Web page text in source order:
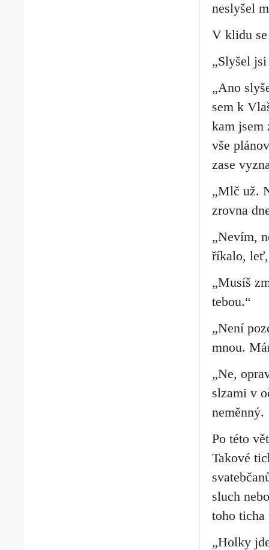
neslyšel
V klidu
„Slyšel
„Ano
sem k
kam jsem
vše
zase
„Mlč už.
zrovna
„Nevím,
říkalo, leť,
„Musíš
tebou.“
„Není
mnou.
„Ne,
slzami v
neměnný.
Po této
Takové
sluch
toho
„Holky